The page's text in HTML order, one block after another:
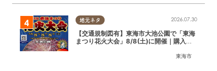
地元ネタ
東海市
2026.07.30
【交通規制図有】東海市大池公園で「東海
まつり花火大会」8/8(土)に開催｜購入方